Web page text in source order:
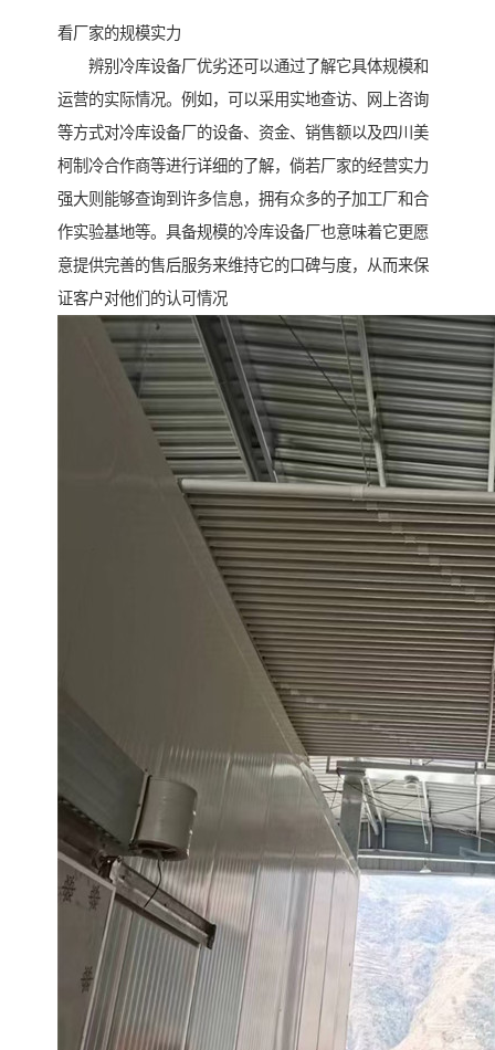
看厂家的规模实力
辨别冷库设备厂优劣还可以通过了解它具体规模和
运营的实际情况。例如，可以采用实地查访、网上咨询
等方式对冷库设备厂的设备、资金、销售额以及四川美
柯制冷合作商等进行详细的了解，倘若厂家的经营实力
强大则能够查询到许多信息，拥有众多的子加工厂和合
作实验基地等。具备规模的冷库设备厂也意味着它更愿
意提供完善的售后服务来维持它的口碑与度，从而来保
证客户对他们的认可情况